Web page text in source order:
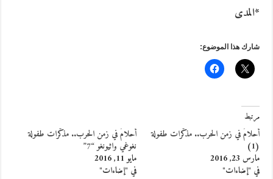
*المدى
شارك هذا الموضوع:
مرتبط
أحلامٌ في زمن الحرب.. مذكّرات طفولة
(1)
مارس 23, 2016
في "إضاءات"
أحلامٌ في زمن الحرب.. مذكّرات طفولة
نغوغي واثيونغو “7”
مايو 11, 2016
في "إضاءات"